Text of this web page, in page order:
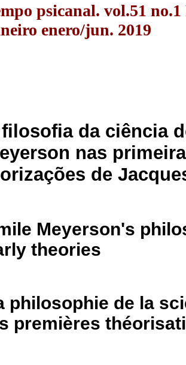
psicanal. vol.51 no.1
enero/jun. 2019
da ciência
nas
de
Meyerson's
theories
philosophie de la
premières